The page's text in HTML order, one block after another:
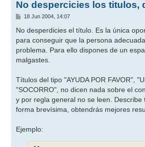
No despercicies los titulos,
M
n
a
j
e
18 Jun 2004, 14:07
No desperdicies el título. Es la única
para conseguir que la persona
problema. Para ello dispones de un
malgastes.
Títulos del tipo "AYUDA POR FAVOR",
"SOCORRO", no dicen nada sobre el
y por regla general no se leen. Describe
forma brevísima, obtendrás mejores
Ejemplo: